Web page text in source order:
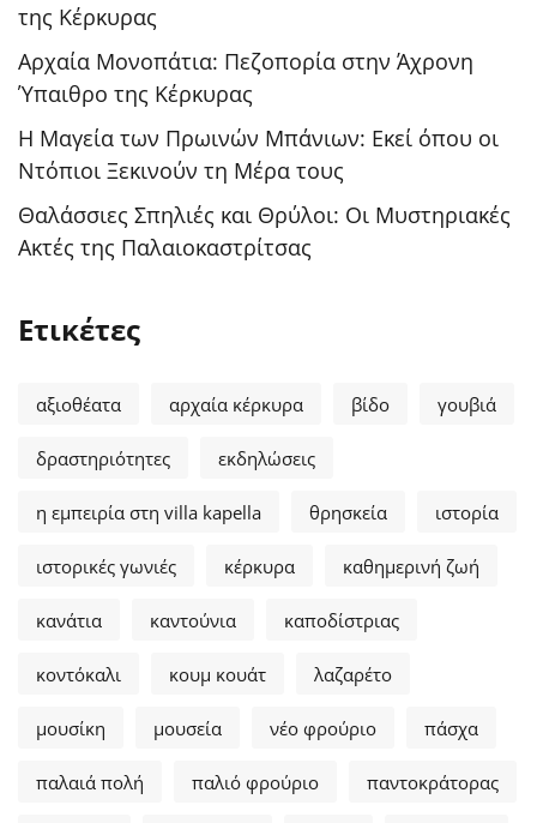
της Κέρκυρας
Αρχαία Μονοπάτια: Πεζοπορία στην Άχρονη
Ύπαιθρο της Κέρκυρας
Η Μαγεία των Πρωινών Μπάνιων: Εκεί όπου οι
Ντόπιοι Ξεκινούν τη Μέρα τους
Θαλάσσιες Σπηλιές και Θρύλοι: Οι Μυστηριακές
Ακτές της Παλαιοκαστρίτσας
Ετικέτες
αξιοθέατα αρχαία κέρκυρα βίδο γουβιά
δραστηριότητες εκδηλώσεις
η εμπειρία στη villa kapella θρησκεία ιστορία
ιστορικές γωνιές κέρκυρα καθημερινή ζωή
κανάτια καντούνια καποδίστριας
κοντόκαλι κουμ κουάτ λαζαρέτο
μουσίκη μουσεία νέο φρούριο πάσχα
παλαιά πολή παλιό φρούριο παντοκράτορας